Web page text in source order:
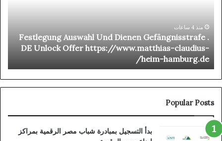
DE
Unlock
Offer
https://www.matthias-
claudius-
heim-
hamburg.de/
منذ 4 ساعات
Festlegung Auswahl Und Dienen Gefängnisstrafe .
DE Unlock Offer https://www.matthias-claudius-
heim-hamburg.de/
_
Popular Posts
بدأ التسجيل بمبادرة شباب مصر الرقمية بمراكز